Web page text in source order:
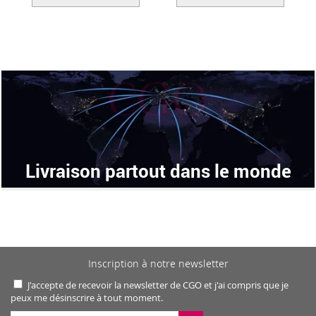
Livraison partout dans le monde
Inscription à notre newsletter
J'accepte de recevoir la newsletter de CGO et j'ai compris que je
peux me désinscrire à tout moment.